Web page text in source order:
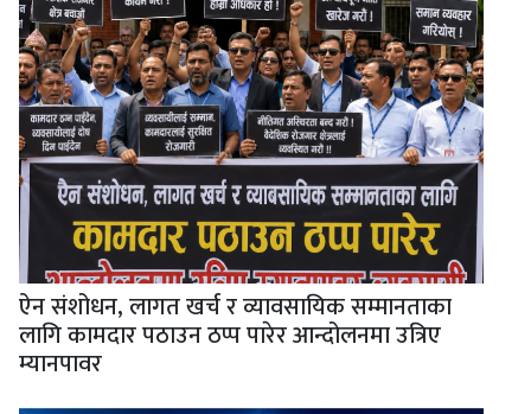
ऐन संशोधन, लागत खर्च र व्यावसायिक सम्मानताका
लागि कामदार पठाउन ठप्प पारेर आन्दोलनमा उत्रिए
म्यानपावर